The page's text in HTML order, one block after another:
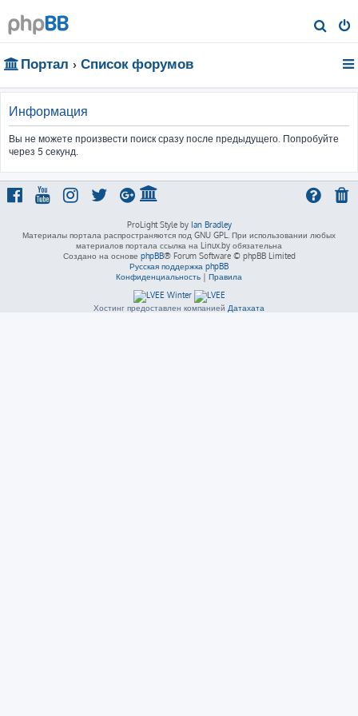
о
Портал Список форумов
Информация
Вы не можете произвести поиск сразу после предыдущего. Попробуйте
через 5 секунд.
ProLight Style by Ian Bradley
Материалы портала распространяются под GNU GPL. При использовании любых
материалов портала ссылка на Linux.by обязательна
Создано на основе phpBB® Forum Software © phpBB Limited
Русская поддержка phpBB
Конфиденциальность | Правила
Хостинг предоставлен компанией Датахата